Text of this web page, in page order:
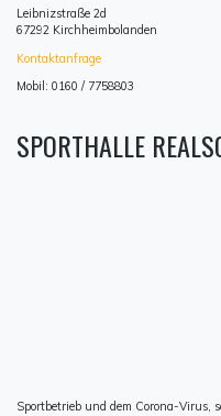
Leibnizstraße 2d
67292 Kirchheimbolanden
Kontaktanfrage
Mobil: 0160 / 7758803
SPORTHALLE
Sportbetrieb und dem Corona-Virus,